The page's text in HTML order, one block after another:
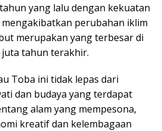
yang lalu dengan kekuatan
mengakibatkan perubahan iklim
merupakan yang terbesar di
tahun terakhir.
Toba ini tidak lepas dari
dan budaya yang terdapat
alam yang mempesona,
kreatif dan kelembagaan